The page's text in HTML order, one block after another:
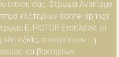
ύπνου σας. Στρώμα Avantage
ελατηρίων bonnel springs
EUROTOP. Επιπλέον, οι
οξιάς, αποτρέπουν τη
και βακτηρίων.